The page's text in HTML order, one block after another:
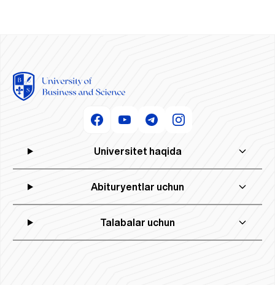
Universitet haqida
Abituryentlar uchun
Talabalar uchun